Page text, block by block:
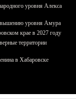
уровня Алекса
уровня Амура
крае в 2027 году
территории
в Хабаровске